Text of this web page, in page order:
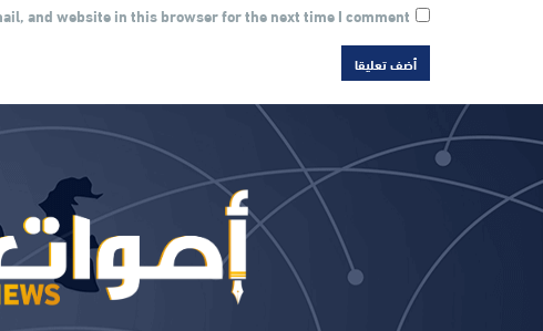
and website in this browser for the next time I comment.